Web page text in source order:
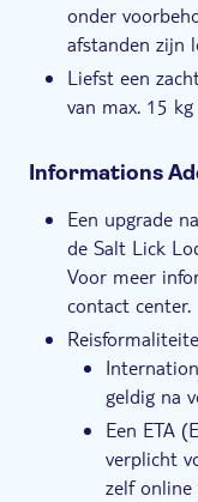
onder
afstanden zijn
Liefst een
van max. 15
Informations
Een upgrade
de Salt Lick
Voor meer
contact center.
geldig na
Een ETA
verplicht
zelf online